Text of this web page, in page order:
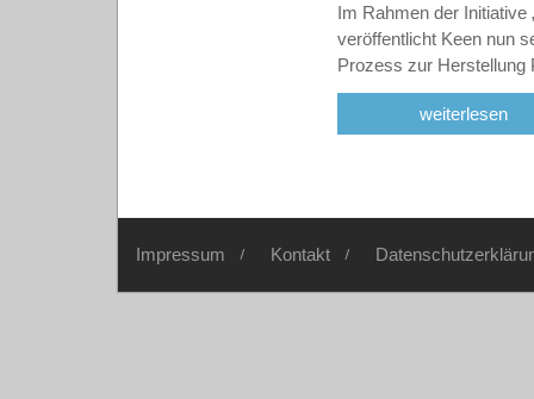
Im Rahmen der Initiative
veröffentlicht Keen nun
Prozess zur
weiterlesen
Impressum Kontakt